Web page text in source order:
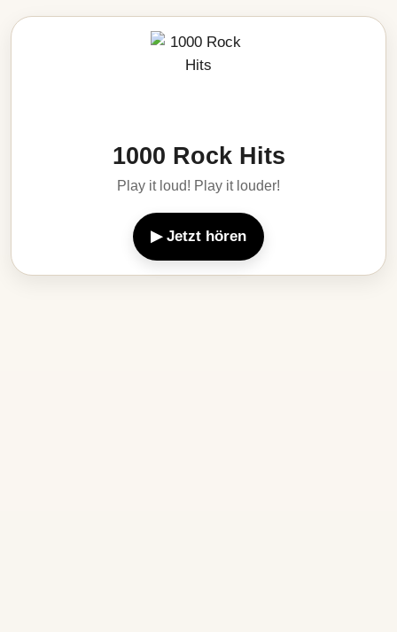
1000 Rock Hits
Play it loud! Play it louder!
▶ Jetzt hören